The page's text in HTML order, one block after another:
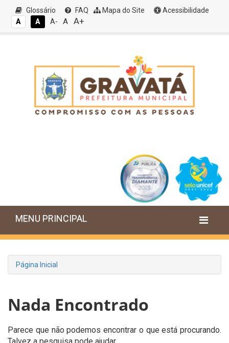
Glossário FAQ Mapa do Site
Acessibilidade
A
A A- A A+
MENU PRINCIPAL
Página Inicial
Nada Encontrado
Parece que não podemos encontrar o que está procurando.